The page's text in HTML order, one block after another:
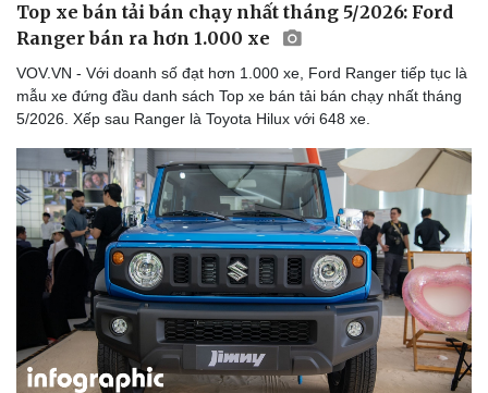
Top xe bán tải bán chạy nhất tháng 5/2026: Ford
Ranger bán ra hơn 1.000 xe
VOV.VN - Với doanh số đạt hơn 1.000 xe, Ford Ranger tiếp tục là
mẫu xe đứng đầu danh sách Top xe bán tải bán chạy nhất tháng
5/2026. Xếp sau Ranger là Toyota Hilux với 648 xe.